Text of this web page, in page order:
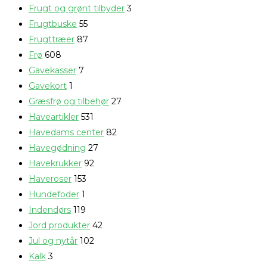
Frugt og grønt tilbyder 3
Frugtbuske 55
Frugttræer 87
Frø 608
Gavekasser 7
Gavekort 1
Græsfrø og tilbehør 27
Haveartikler 531
Havedams center 82
Havegødning 27
Havekrukker 92
Haveroser 153
Hundefoder 1
Indendørs 119
Jord produkter 42
Jul og nytår 102
Kalk 3